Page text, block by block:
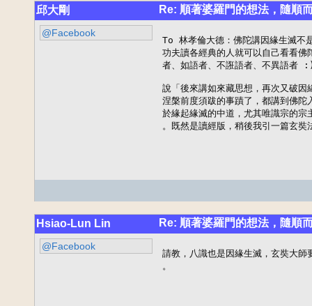
邱大剛 Re: 順著婆羅門的想法，隨順
@Facebook
To 林孝倫大德：佛陀講因緣生滅不
功夫讀各經典的人就可以自己看看
者、如語者、不誑語者、不異語者
說「後來講如來藏思想，再次又破
涅槃前度須跋的事蹟了，都講到佛
於緣起緣滅的中道，尤其唯識宗的
。既然是讀經版，稍後我引一篇玄奘
Hsiao-Lun Lin Re: 順著婆羅門的想法，隨順
@Facebook
請教，八識也是因緣生滅，玄奘大
。